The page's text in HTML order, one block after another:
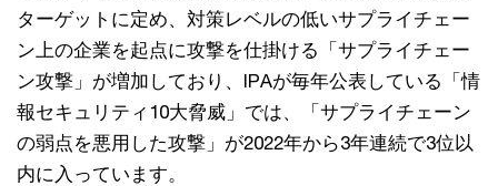
ターゲットに定め、対策レベルの低いサプライチェー
ン上の企業を起点に攻撃を仕掛ける「サプライチェー
ン攻撃」が増加しており、IPAが毎年公表している「情
報セキュリティ10大脅威」では、「サプライチェーン
の弱点を悪用した攻撃」が2022年から3年連続で3位以
内に入っています。